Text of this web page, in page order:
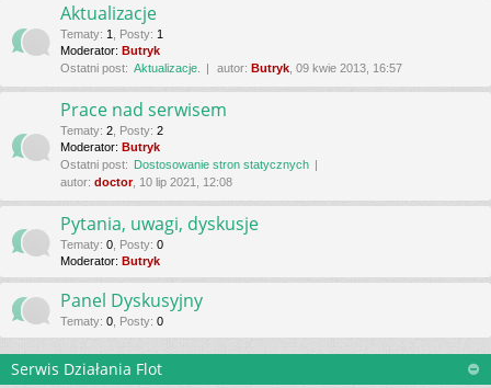
Aktualizacje
Tematy: 1 Posty: 1
Moderator: Butryk
Ostatni post: Aktualizacje. autor: Butryk , 09 kwie 2013, 16:57
Prace nad serwisem
Tematy: 2 Posty: 2
Moderator: Butryk
Ostatni post: Dostosowanie stron statycznych
autor: doctor, 10 lip 2021, 12:08
Pytania, uwagi, dyskusje
Tematy: 0 Posty: 0
Moderator: Butryk
Panel Dyskusyjny
Tematy: 0 Posty: 0
Serwis Działania Flot